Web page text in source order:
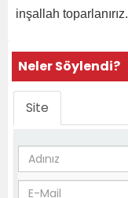
inşallah toparlanırız.
Neler Söylendi?
Site